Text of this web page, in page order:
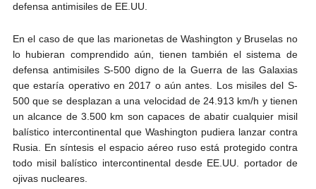
defensa antimisiles de EE.UU.
En el caso de que las marionetas de Washington y Bruselas no
lo hubieran comprendido aún, tienen también el sistema de
defensa antimisiles S-500 digno de la Guerra de las Galaxias
que estaría operativo en 2017 o aún antes. Los misiles del S-
500 que se desplazan a una velocidad de 24.913 km/h y tienen
un alcance de 3.500 km son capaces de abatir cualquier misil
balístico intercontinental que Washington pudiera lanzar contra
Rusia. En síntesis el espacio aéreo ruso está protegido contra
todo misil balístico intercontinental desde EE.UU. portador de
ojivas nucleares.